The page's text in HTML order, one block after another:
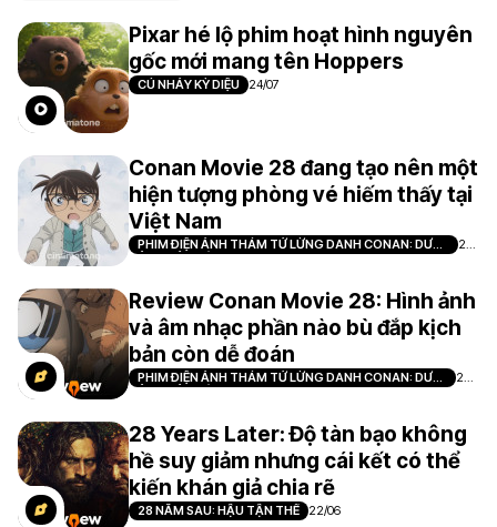
Pixar hé lộ phim hoạt hình nguyên
gốc mới mang tên Hoppers
CÚ NHẢY KỲ DIỆU 24/07
Conan Movie 28 đang tạo nên một
hiện tượng phòng vé hiếm thấy tại
Việt Nam
PHIM ĐIỆN ẢNH THÁM TỬ LỪNG DANH CONAN: DƯ
ẢNH CỦA ĐỘC NHÃN
21/
Review Conan Movie 28: Hình ảnh
và âm nhạc phần nào bù đắp kịch
bản còn dễ đoán
PHIM ĐIỆN ẢNH THÁM TỬ LỪNG DANH CONAN: DƯ
ẢNH CỦA ĐỘC NHÃN
20/
28 Years Later: Độ tàn bạo không
hề suy giảm nhưng cái kết có thể
kiến khán giả chia rẽ
28 NĂM SAU: HẬU TẬN THẾ 22/06